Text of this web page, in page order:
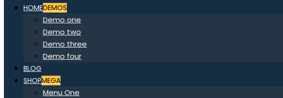
HOMEDEMOS
Demo one
Demo two
Demo three
Demo four
BLOG
SHOPMEGA
Menu One